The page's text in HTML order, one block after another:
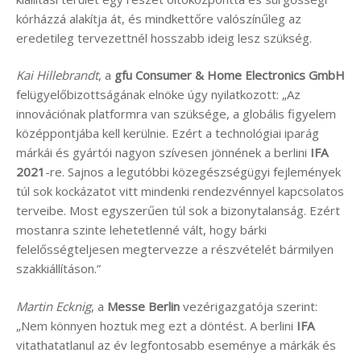
kórházzá alakítja át, és mindkettőre valószínűleg az
eredetileg tervezettnél hosszabb ideig lesz szükség.
Kai Hillebrandt, a gfu Consumer & Home Electronics GmbH
felügyelőbizottságának elnöke úgy nyilatkozott: „Az
innovációnak platformra van szüksége, a globális figyelem
középpontjába kell kerülnie. Ezért a technológiai iparág
márkái és gyártói nagyon szívesen jönnének a berlini IFA
2021 -re. Sajnos a legutóbbi közegészségügyi fejlemények
túl sok kockázatot vitt mindenki rendezvénnyel kapcsolatos
terveibe. Most egyszerűen túl sok a bizonytalanság. Ezért
mostanra szinte lehetetlenné vált, hogy bárki
felelősségteljesen megtervezze a részvételét bármilyen
szakkiállításon.”
Martin Ecknig, a Messe Berlin vezérigazgatója szerint:
„Nem könnyen hoztuk meg ezt a döntést. A berlini IFA
vitathatatlanul az év legfontosabb eseménye a márkák és